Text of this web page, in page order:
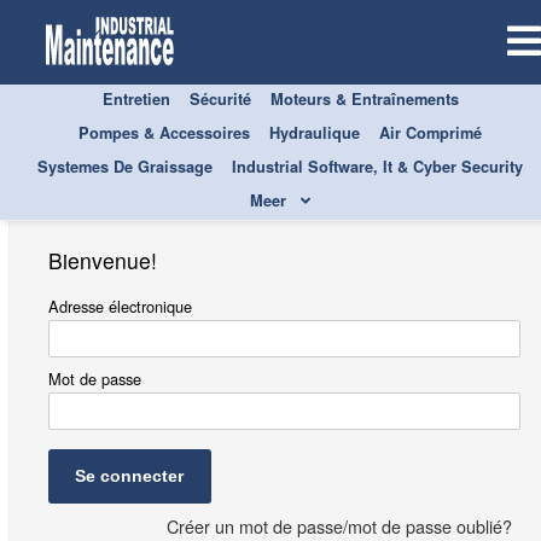
Entretien Sécurité
Moteurs & Entraînements
Pompes & Accessoires
Hydraulique
Air Comprimé
Systemes De Graissage
Industrial Software, It & Cyber Security
Meer
S'inscrire
Bienvenue!
Adresse électronique
Mot de passe
Se connecter
Créer un mot de passe/mot de passe oublié?